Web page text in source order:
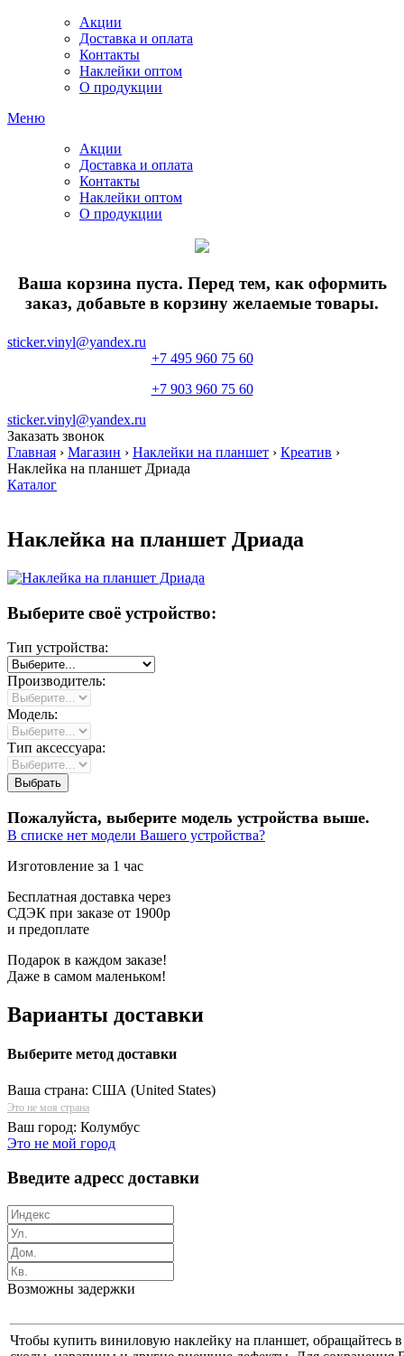
Акции
Доставка и оплата
Контакты
Наклейки оптом
О продукции
Меню
Акции
Доставка и оплата
Контакты
Наклейки оптом
О продукции
Ваша корзина пуста. Перед тем, как оформить
заказ, добавьте в корзину желаемые товары.
sticker.vinyl@yandex.ru
+7 495 960 75 60
+7 903 960 75 60
sticker.vinyl@yandex.ru
Заказать звонок
Главная › Магазин › Наклейки на планшет › Креатив ›
Наклейка на планшет Дриада
Каталог
Наклейка на планшет Дриада
Выберите своё устройство:
Тип устройства:
Производитель:
Модель:
Тип аксессуара:
Пожалуйста, выберите модель устройства выше.
В списке нет модели Вашего устройства?
Изготовление за 1 час
Бесплатная доставка через
СДЭК при заказе от 1900р
и предоплате
Подарок в каждом заказе!
Даже в самом маленьком!
Варианты доставки
Выберите метод доставки
Ваша страна: США (United States)
Это не моя страна
Ваш город: Колумбус
Это не мой город
Введите адресс доставки
Возможны задержки
Чтобы купить виниловую наклейку на планшет, обращайтесь